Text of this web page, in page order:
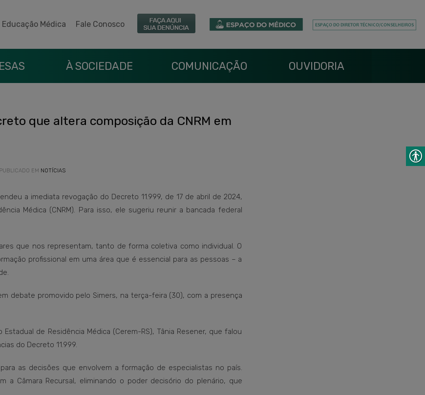
Educação Médica Fale Conosco
À SOCIEDADE COMUNICAÇÃO OUVIDORIA
que altera composição da CNRM em
PUBLICADO EM NOTÍCIAS
a imediata revogação do Decreto 11.999, de 17 de abril de 2024,
Médica (CNRM). Para isso, ele sugeriu reunir a bancada federal
que nos representam, tanto de forma coletiva como individual. O
profissional em uma área que é essencial para as pessoas – a
debate promovido pelo Simers, na terça-feira (30), com a presença
de Residência Médica (Cerem-RS), Tânia Resener, que falou
do Decreto 11.999.
as decisões que envolvem a formação de especialistas no país.
a Câmara Recursal, eliminando o poder decisório do plenário, que